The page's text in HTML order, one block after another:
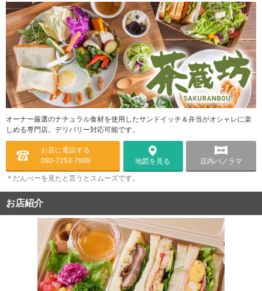
オーナー厳選のナチュラル食材を使用したサンドイッチ＆弁当がオシャレに楽
しめる専門店。デリバリー対応可能です。
お店に電話する
080-7253-7889
地図を見る 店内パノラマ
＊だんべーを見たと言うとスムーズです。
お店紹介